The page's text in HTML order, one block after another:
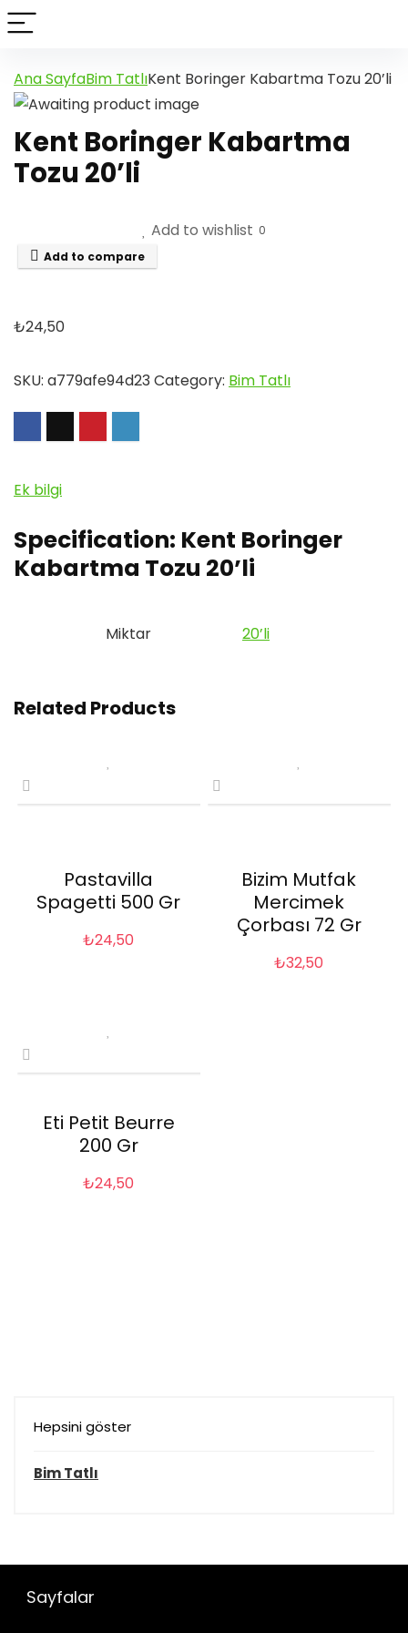
Ana SayfaBim TatlıKent Boringer Kabartma Tozu 20’li
Kent Boringer Kabartma
Tozu 20’li
Add to wishlist 0
Add to compare
₺24,50
SKU: a779afe94d23Category: Bim Tatlı
Ek bilgi
Specification: Kent Boringer
Kabartma Tozu 20’li
Miktar 20’li
Related Products
Pastavilla
Spagetti 500 Gr
₺24,50
Bizim Mutfak
Mercimek
Çorbası 72 Gr
₺32,50
Eti Petit Beurre
200 Gr
₺24,50
Hepsini göster
Bim Tatlı
Sayfalar